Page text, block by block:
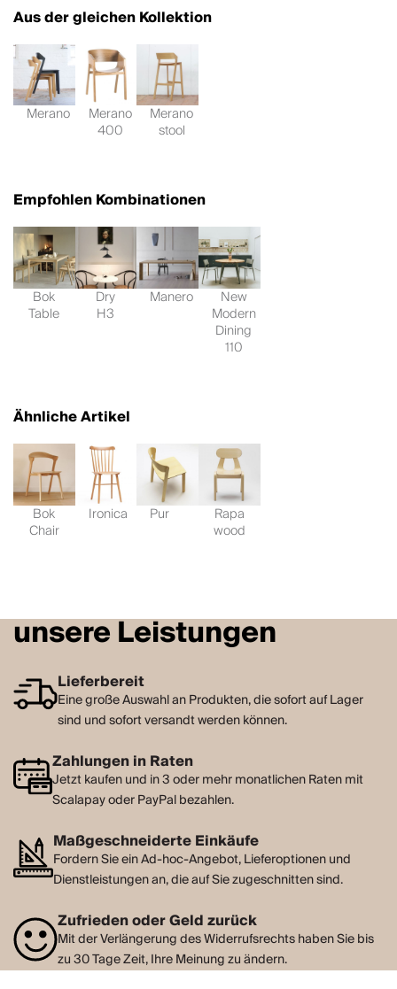
Aus der gleichen Kollektion
Merano Merano
400
Merano
stool
Empfohlen Kombinationen
Bok
Table
Dry
H3
Manero New
Modern
Dining
110
Ähnliche Artikel
Bok
Chair
Ironica Pur Rapa
wood
unsere Leistungen
Lieferbereit
Eine große Auswahl an Produkten, die sofort auf Lager
sind und sofort versandt werden können.
Zahlungen in Raten
Jetzt kaufen und in 3 oder mehr monatlichen Raten mit
Scalapay oder PayPal bezahlen.
Maßgeschneiderte Einkäufe
Fordern Sie ein Ad-hoc-Angebot, Lieferoptionen und
Dienstleistungen an, die auf Sie zugeschnitten sind.
Zufrieden oder Geld zurück
Mit der Verlängerung des Widerrufsrechts haben Sie bis
zu 30 Tage Zeit, Ihre Meinung zu ändern.